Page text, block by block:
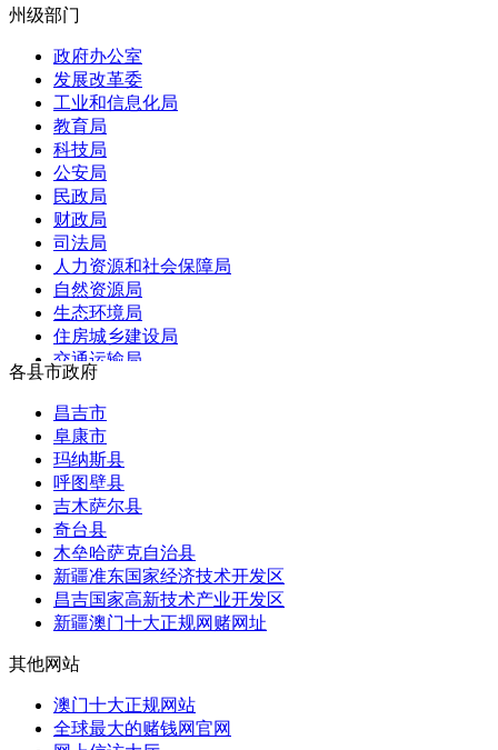
国务院港澳事务办公室
国务院侨务办公室
国务院台湾事务办公室
国家互联网信息办公室
国务院新闻办公室
宁夏
新疆
香港
澳门
新疆生产建设兵团
台湾
州级部门
政府办公室
发展改革委
工业和信息化局
教育局
科技局
公安局
民政局
财政局
司法局
人力资源和社会保障局
自然资源局
生态环境局
住房城乡建设局
交通运输局
水利局
农业农村局
卫生健康委
林草局
商务局
文化体育广播电视和旅游局
外办
审计局
国资委
应急管理局
市场监管局
民委
退役军人事务局
医保局
各县市政府
昌吉市
阜康市
玛纳斯县
呼图壁县
吉木萨尔县
奇台县
木垒哈萨克自治县
新疆准东国家经济技术开发区
昌吉国家高新技术产业开发区
新疆澳门十大正规网赌网址
其他网站
澳门十大正规网站
全球最大的赌钱网官网